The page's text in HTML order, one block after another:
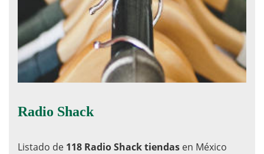
Radio Shack
Listado de 118 Radio Shack tiendas en México